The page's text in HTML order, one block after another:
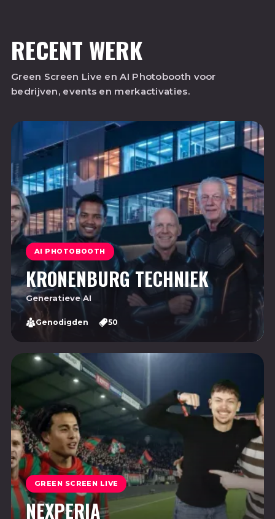
RECENT WERK
Green Screen Live en AI Photobooth voor
bedrijven, events en merkactivaties.
AI PHOTOBOOTH
KRONENBURG TECHNIEK
Generatieve AI
Genodigden 50
GREEN SCREEN LIVE
NEXPERIA